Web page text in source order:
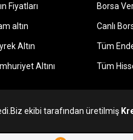
Fiyatları
altın
Altın
Altını
Borsa
Canlı
Tüm
Tüm
ekibi tarafından üretilmiş